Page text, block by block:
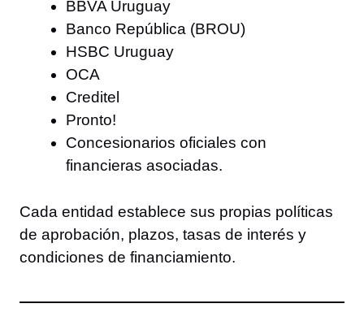
BBVA Uruguay
Banco República (BROU)
HSBC Uruguay
OCA
Creditel
Pronto!
Concesionarios oficiales con
financieras asociadas.
Cada entidad establece sus propias políticas
de aprobación, plazos, tasas de interés y
condiciones de financiamiento.